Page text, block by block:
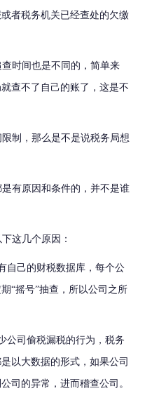
者税务机关已经查处的欠缴
时间也是不同的，简单来
查不了自己的账了，这是不
制，那么是不是说税务局想
有原因和条件的，并不是谁
这几个原因：
自己的财税数据库，每个公
“摇号”抽查，所以公司之所
公司偷税漏税的行为，税务
以大数据的形式，如果公司
司的异常，进而稽查公司。